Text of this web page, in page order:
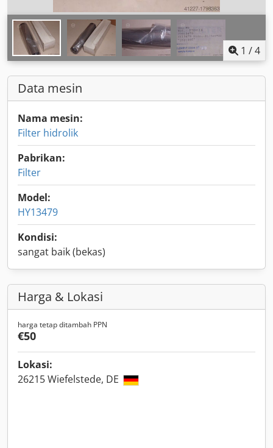
1 /4
Data mesin
Nama mesin:
Filter hidrolik
Pabrikan:
Filter
Model:
HY13479
Kondisi:
sangat baik (bekas)
Harga & Lokasi
harga tetap ditambah PPN
€50
Lokasi:
26215 Wiefelstede, DE